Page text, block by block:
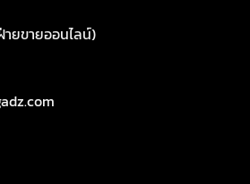
ายขายออนไลน์)